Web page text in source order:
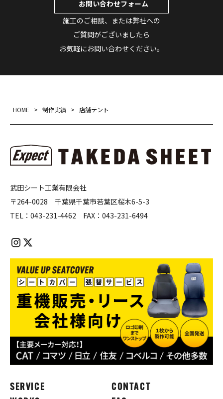
お問い合わせフォーム
施工のご相談、または弊社への
ご質問がございましたら
お気軽にお問い合わせください。
HOME > 制作実績 > 店舗テント
武田シート工業有限会社
〒264-0028 千葉県千葉市若葉区桜木6-5-3
TEL： 043-231-4462 FAX： 043-231-6494
SERVICE
CONTACT